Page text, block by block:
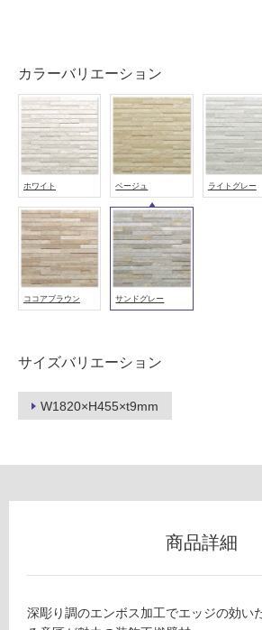
カラーバリエーション
ホワイト ベージュ ライトグレー
ココアブラウン サンドグレー
サイズバリエーション
W1820×H455×t9mm
屋
内
壁・
屋
外
壁・
浴
室
壁
能
使
用
使
不
商品詳細
深彫り調のエンボス加工でエッジの効い